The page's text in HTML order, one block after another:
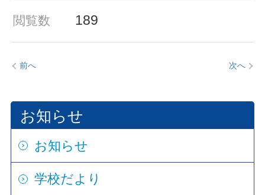
閲覧数 189
前へ 次へ
お知らせ
お知らせ
学校だより